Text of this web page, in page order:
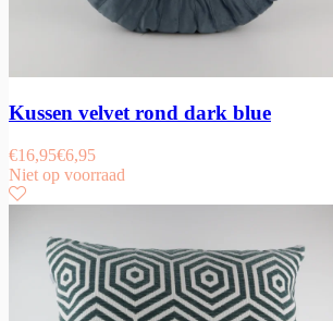
Kussen velvet rond dark blue
€16,95€6,95
Niet op voorraad